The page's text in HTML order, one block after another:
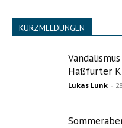
KURZMELDUNGEN
Haßfurter
Lukas Lunk -